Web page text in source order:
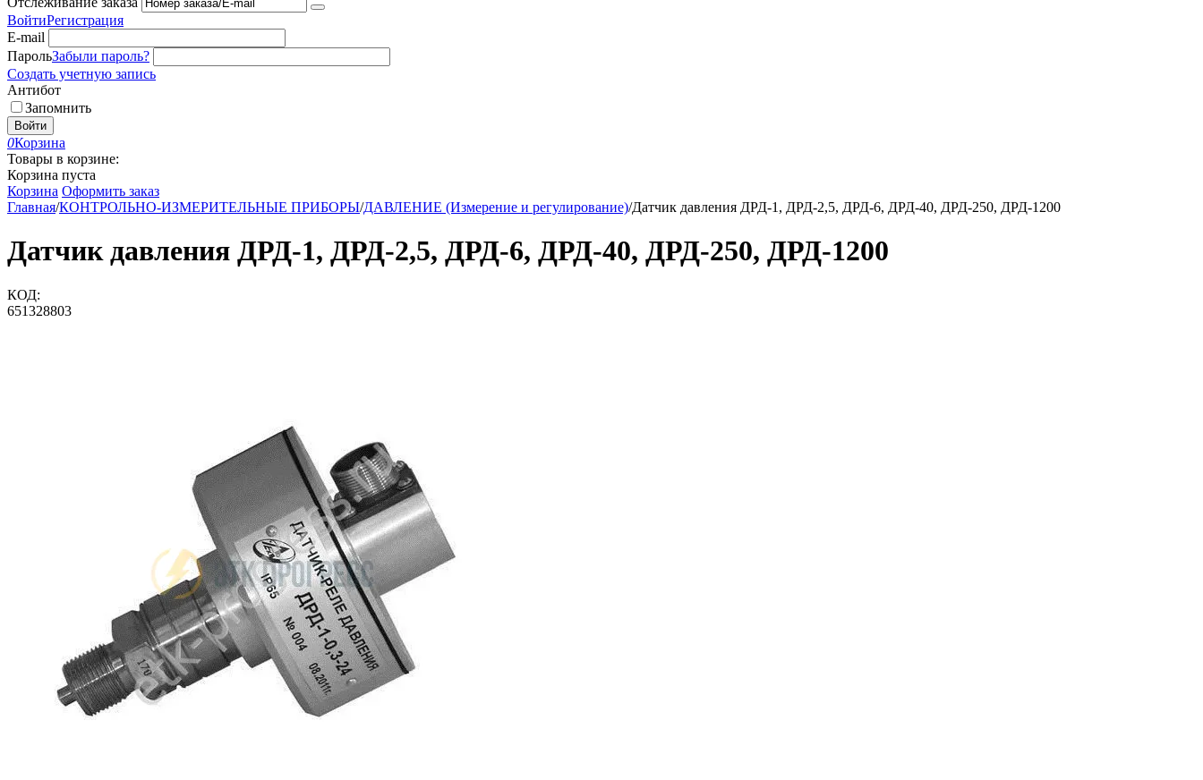
ВойтиРегистрация
E-mail
ПарольЗабыли пароль?
Создать учетную запись
Антибот
Запомнить
Войти
0Корзина
Товары в корзине:
Корзина пуста
Корзина Оформить заказ
Главная/КОНТРОЛЬНО-ИЗМЕРИТЕЛЬНЫЕ ПРИБОРЫ/ДАВЛЕНИЕ (Измерение и регулирование)/Датчик давления ДРД-1, ДРД-2,5, ДРД-6, ДРД-40, ДРД-250, ДРД-1200
Датчик давления ДРД-1, ДРД-2,5, ДРД-6, ДРД-40, ДРД-250, ДРД-1200
КОД:
651328803